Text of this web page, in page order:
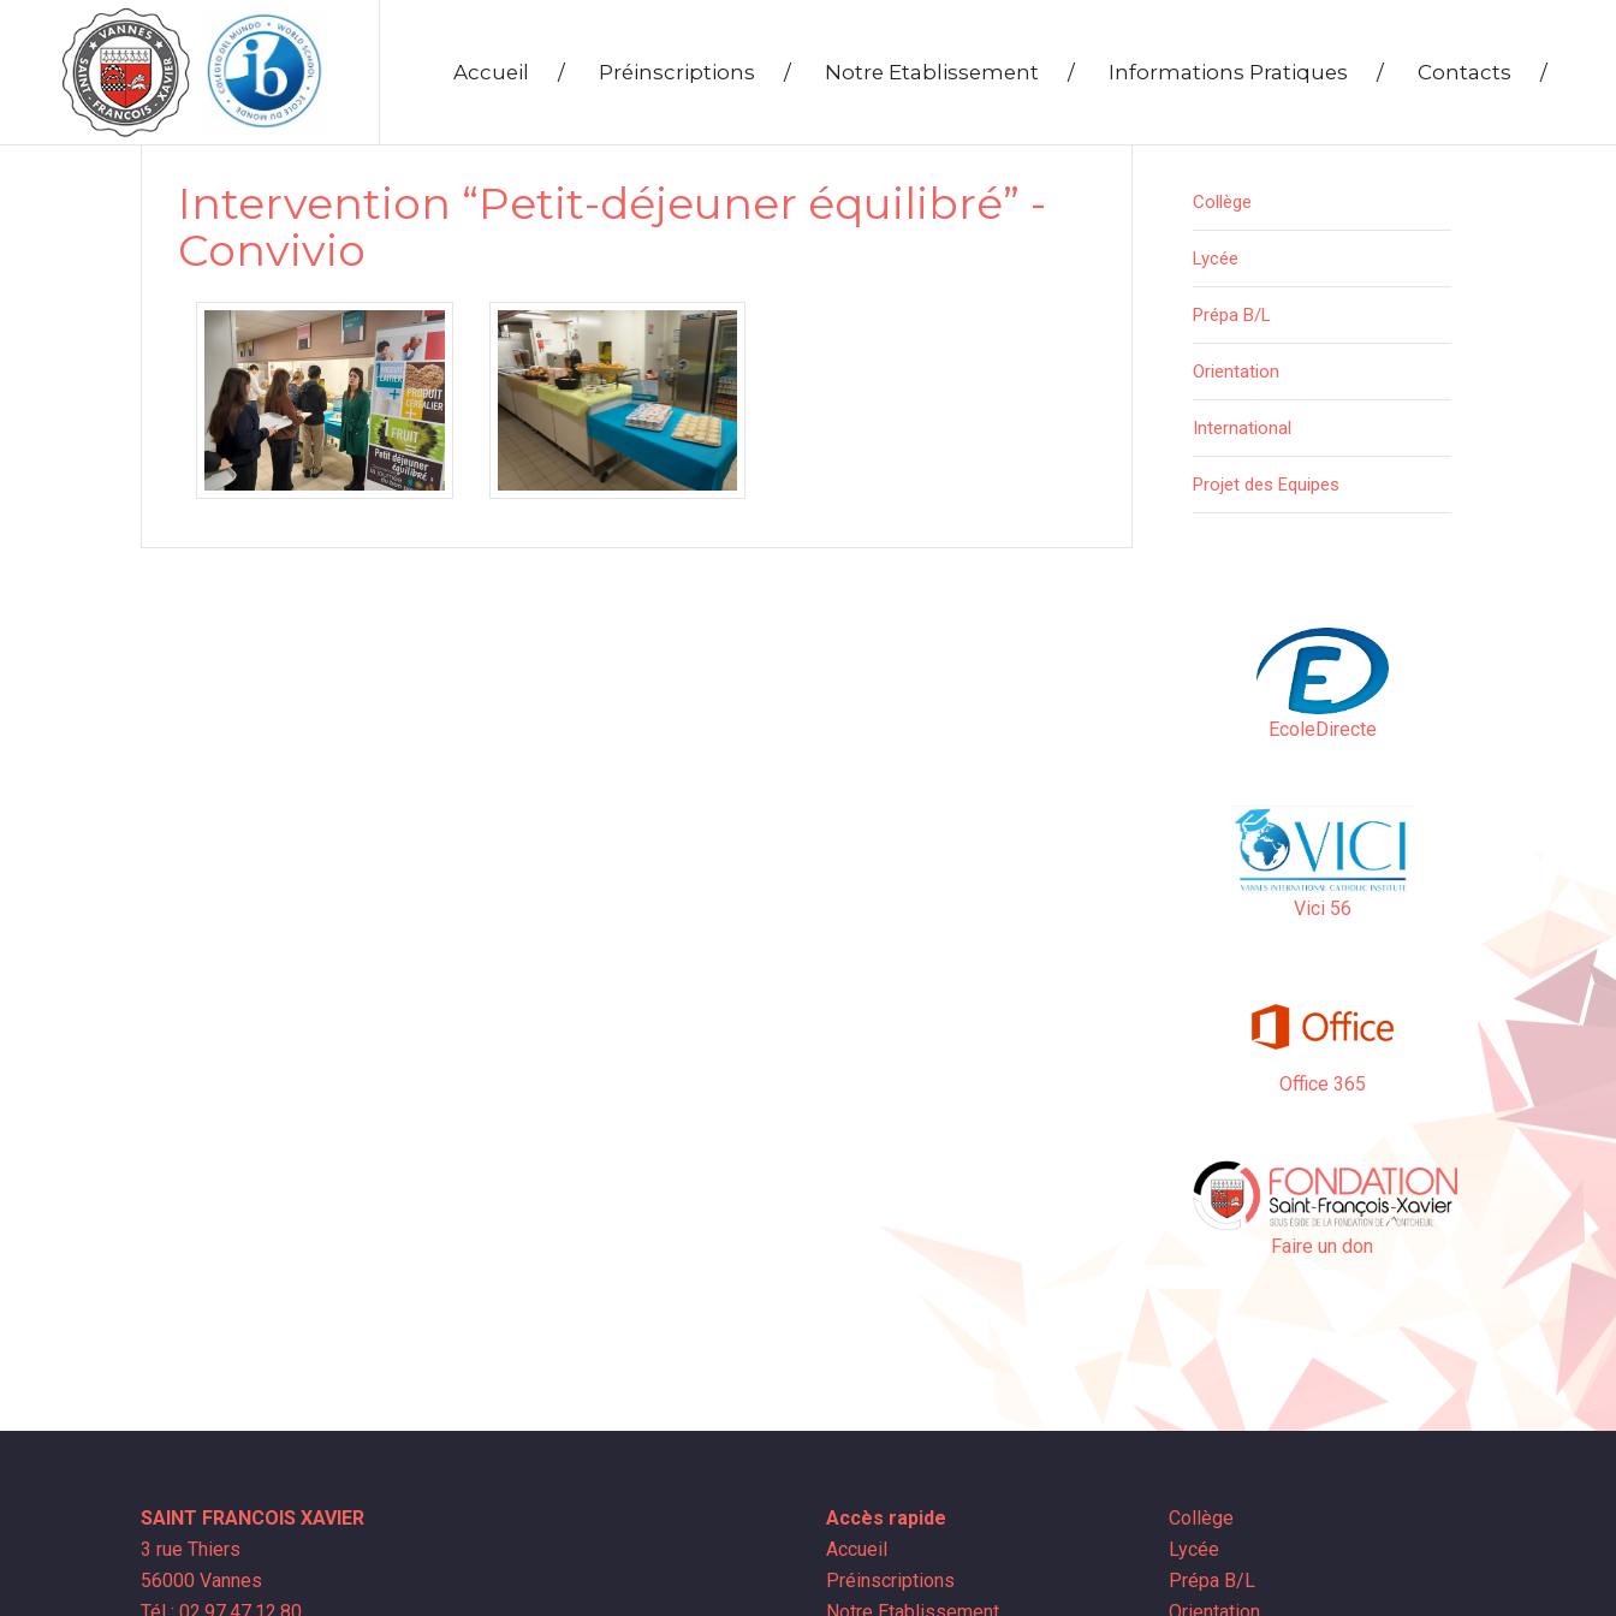
Accueil / Préinscriptions / Notre Etablissement / Informations Pratiques / Contacts /
Intervention “Petit-déjeuner équilibré” -
Convivio
Collège
Lycée
Prépa B/L
Orientation
International
Projet des Equipes
EcoleDirecte
Vici 56
Office 365
Faire un don
SAINT FRANCOIS XAVIER
3 rue Thiers
56000 Vannes
Tél : 02.97.47.12.80
Accès rapide
Accueil
Préinscriptions
Notre Etablissement
Collège
Lycée
Prépa B/L
Orientation